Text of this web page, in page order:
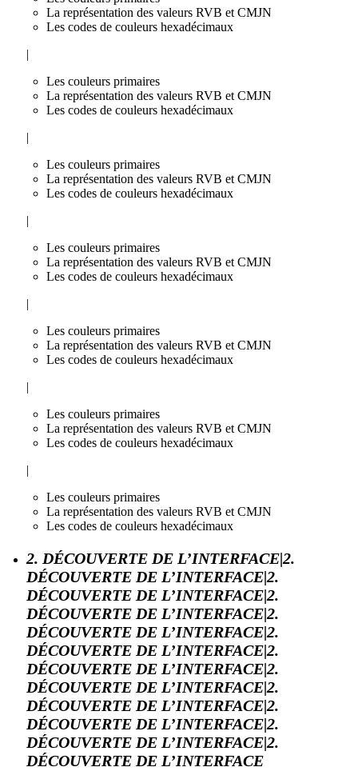
La représentation des valeurs RVB et CMJN
Les codes de couleurs hexadécimaux
|
Les couleurs primaires
La représentation des valeurs RVB et CMJN
Les codes de couleurs hexadécimaux
|
Les couleurs primaires
La représentation des valeurs RVB et CMJN
Les codes de couleurs hexadécimaux
|
Les couleurs primaires
La représentation des valeurs RVB et CMJN
Les codes de couleurs hexadécimaux
|
Les couleurs primaires
La représentation des valeurs RVB et CMJN
Les codes de couleurs hexadécimaux
|
Les couleurs primaires
La représentation des valeurs RVB et CMJN
Les codes de couleurs hexadécimaux
|
Les couleurs primaires
La représentation des valeurs RVB et CMJN
Les codes de couleurs hexadécimaux
2. DÉCOUVERTE DE L’INTERFACE|2.
DÉCOUVERTE DE L’INTERFACE|2.
DÉCOUVERTE DE L’INTERFACE|2.
DÉCOUVERTE DE L’INTERFACE|2.
DÉCOUVERTE DE L’INTERFACE|2.
DÉCOUVERTE DE L’INTERFACE|2.
DÉCOUVERTE DE L’INTERFACE|2.
DÉCOUVERTE DE L’INTERFACE|2.
DÉCOUVERTE DE L’INTERFACE|2.
DÉCOUVERTE DE L’INTERFACE|2.
DÉCOUVERTE DE L’INTERFACE|2.
DÉCOUVERTE DE L’INTERFACE